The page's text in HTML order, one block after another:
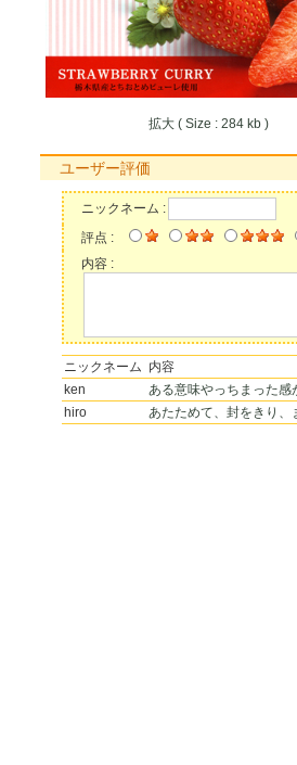
拡大 ( Size : 284 kb )
ユーザー評価
ニックネーム :
評点 :
内容 :
ニックネーム 内容
ken
ある意味やっちまった感
hiro
あたためて、封をきり、